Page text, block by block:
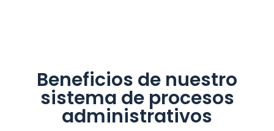
Beneficios de nuestro
sistema de procesos
administrativos